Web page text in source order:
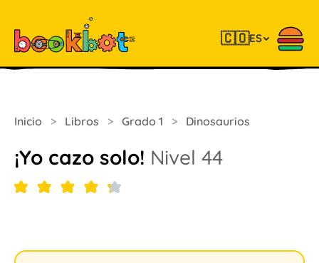
🇨🇴ES
Inicio > Libros > Grado 1 > Dinosaurios
¡Yo cazo solo! Nivel 44